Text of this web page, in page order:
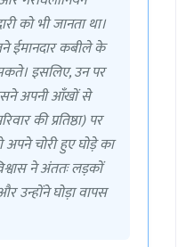
को भी जानता था।
ईमानदार कबीले के
इसलिए, उन पर
अपनी आँखों से
की प्रतिष्ठा) पर
चोरी हुए घोड़े का
ने अंततः लड़कों
उन्होंने घोड़ा वापस